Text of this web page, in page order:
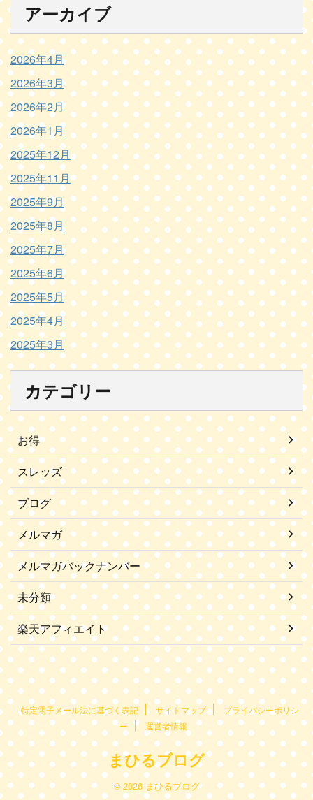
アーカイブ
2026年4月
2026年3月
2026年2月
2026年1月
2025年12月
2025年11月
2025年9月
2025年8月
2025年7月
2025年6月
2025年5月
2025年4月
2025年3月
カテゴリー
お得
スレッズ
ブログ
メルマガ
メルマガバックナンバー
未分類
楽天アフィエイト
特定電子メール法に基づく表記 サイトマップ
プライバシーポリシ
ー
運営者情報
まひるブログ
© 2026 まひるブログ